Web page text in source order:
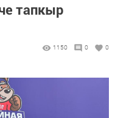
тапкыр
1150 0 0